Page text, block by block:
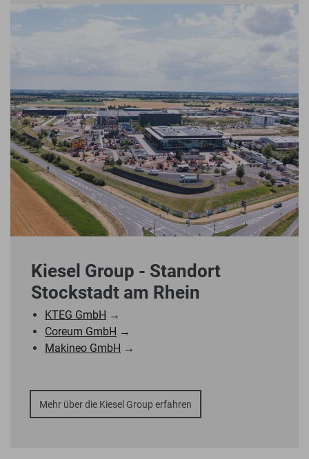
Kiesel Group - Standort
Stockstadt am Rhein
KTEG GmbH →
Coreum GmbH →
Makineo GmbH →
Mehr über die Kiesel Group erfahren